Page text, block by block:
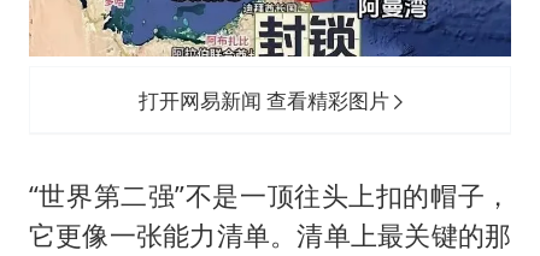
打开网易新闻 查看精彩图片
“世界第二强”不是一顶往头上扣的帽子，
它更像一张能力清单。清单上最关键的那